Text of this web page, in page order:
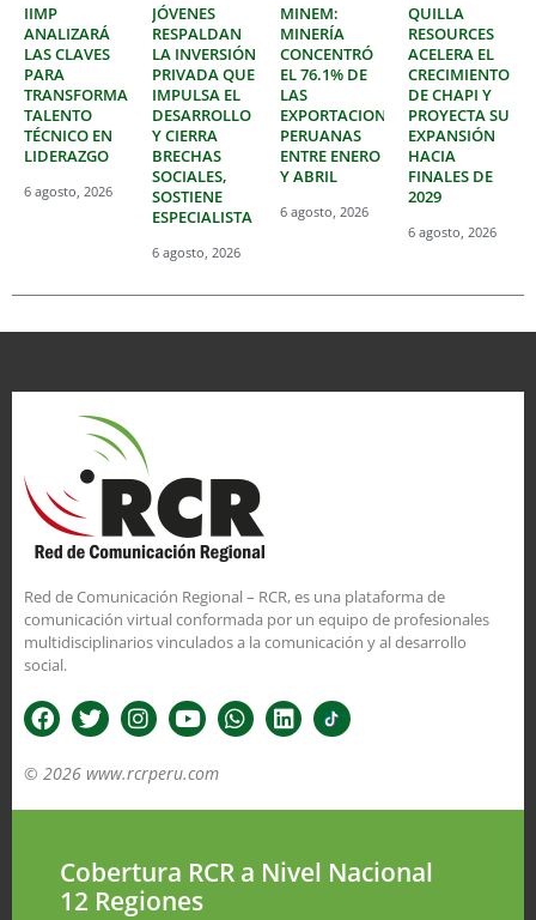
IIMP
ANALIZARÁ
LAS CLAVES
PARA
TRANSFORMAR
TALENTO
TÉCNICO EN
LIDERAZGO
6 agosto, 2026
JÓVENES
RESPALDAN
LA INVERSIÓN
PRIVADA QUE
IMPULSA EL
DESARROLLO
Y CIERRA
BRECHAS
SOCIALES,
SOSTIENE
ESPECIALISTA
6 agosto, 2026
MINEM:
MINERÍA
CONCENTRÓ
EL 76.1% DE
LAS
EXPORTACIONES
PERUANAS
ENTRE ENERO
Y ABRIL
6 agosto, 2026
QUILLA
RESOURCES
ACELERA EL
CRECIMIENTO
DE CHAPI Y
PROYECTA SU
EXPANSIÓN
HACIA
FINALES DE
2029
6 agosto, 2026
Red de Comunicación Regional – RCR, es una plataforma de
comunicación virtual conformada por un equipo de profesionales
multidisciplinarios vinculados a la comunicación y al desarrollo
social.
© 2026 www.rcrperu.com
Cobertura RCR a Nivel Nacional
12 Regiones